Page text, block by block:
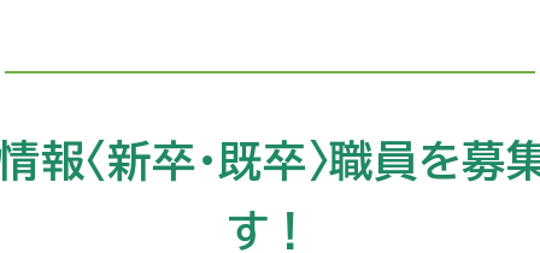
報〈新卒・既卒〉職員を募
す！